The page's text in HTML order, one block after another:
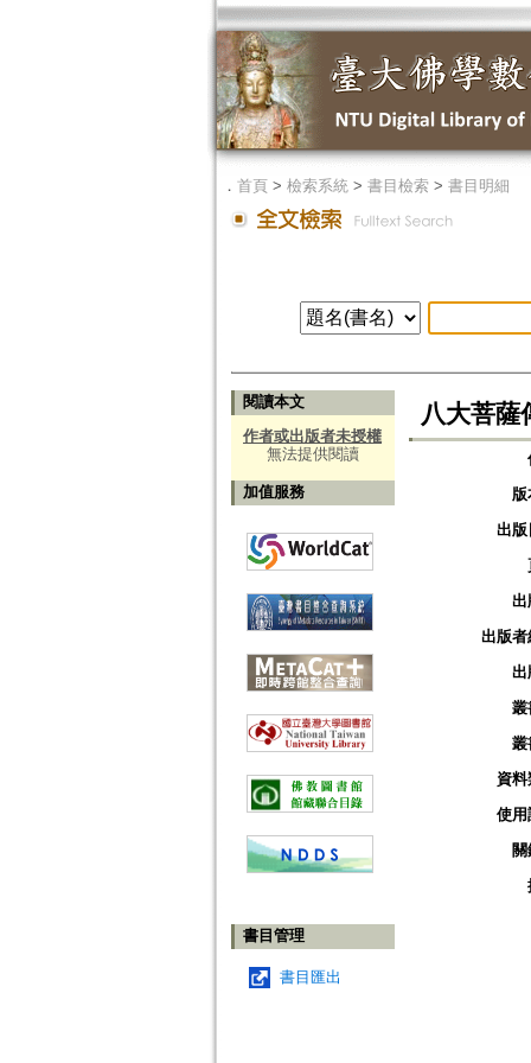
． 首頁> 檢索系統> 書目檢索> 書目明細
閱讀本文
作者或出版者未授權
無法提供閱讀
加值服務
書目管理
書目匯出
八大菩薩
版
出版
出
出版者
出
叢
叢
資料
使用